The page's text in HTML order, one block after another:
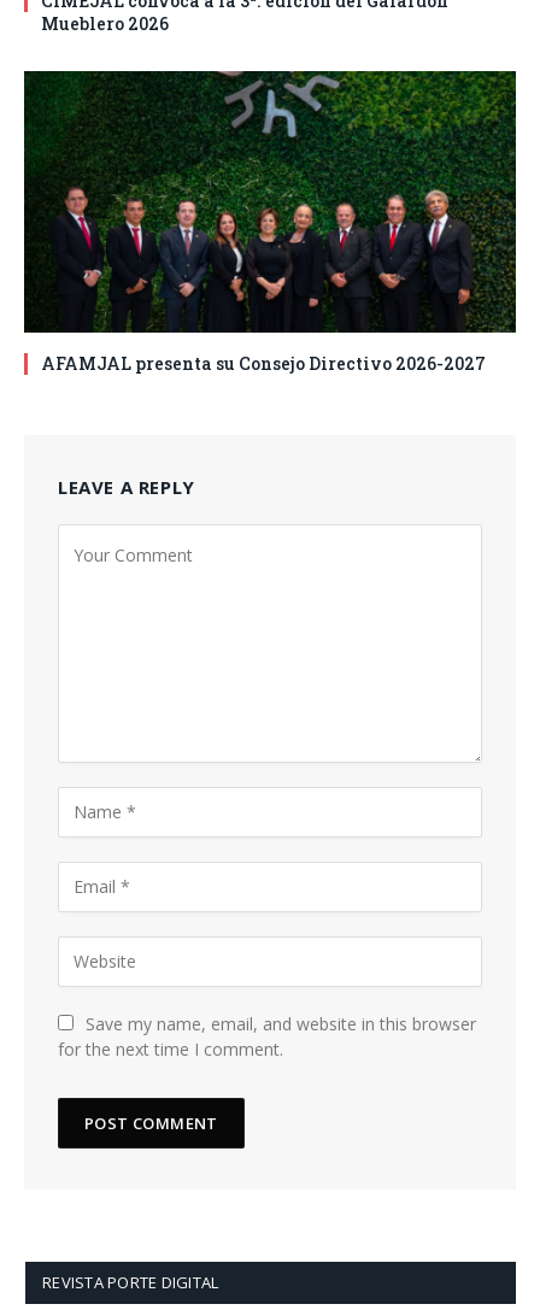
Mueblero 2026
AFAMJAL presenta su Consejo Directivo 2026-2027
LEAVE A REPLY
Save my name, email, and website in this browser
for the next time I comment.
REVISTA PORTE DIGITAL